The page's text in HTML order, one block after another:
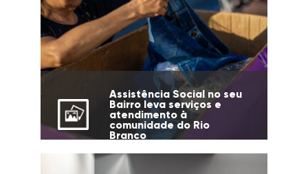
Assistência Social no seu
Bairro leva serviços e
atendimento à
comunidade do Rio
Branco